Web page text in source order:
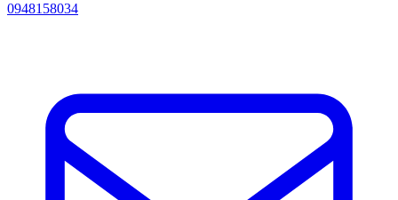
0948158034